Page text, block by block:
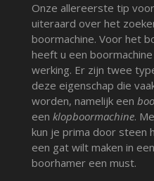
Onze allereerste tip
uiteraard over het
boormachine. Voor het
heeft u een
werking. Er zijn twee
deze eigenschap die
worden, namelijk een
een klopboormachine.
kun je prima door steen
een gat wilt maken in
boorhamer een must.